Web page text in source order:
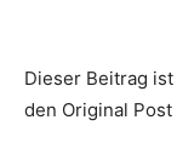
Dieser Beitrag
den Original